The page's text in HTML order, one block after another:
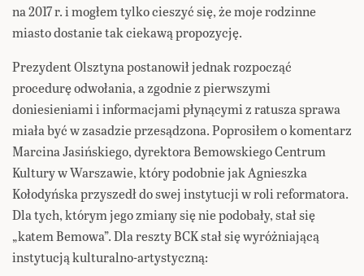
na 2017 r. i mogłem tylko cieszyć się, że moje rodzinne
miasto dostanie tak ciekawą propozycję.
Prezydent Olsztyna postanowił jednak rozpocząć
procedurę odwołania, a zgodnie z pierwszymi
doniesieniami i informacjami płynącymi z ratusza sprawa
miała być w zasadzie przesądzona. Poprosiłem o komentarz
Marcina Jasińskiego, dyrektora Bemowskiego Centrum
Kultury w Warszawie, który podobnie jak Agnieszka
Kołodyńska przyszedł do swej instytucji w roli reformatora.
Dla tych, którym jego zmiany się nie podobały, stał się
„katem Bemowa”. Dla reszty BCK stał się wyróżniającą
instytucją kulturalno-artystyczną: